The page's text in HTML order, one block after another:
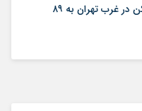
میانگین قیمت مسکن در غرب تهران به ۸۹